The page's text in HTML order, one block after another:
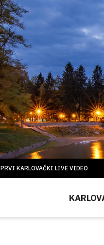
PRVI KARLOVAČKI LIVE VIDEO